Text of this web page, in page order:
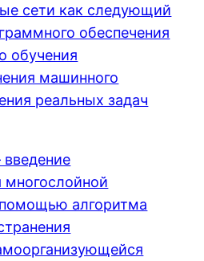
сети как следующий
обеспечения
обучения
машинного
реальных задач
многослойной
алгоритма